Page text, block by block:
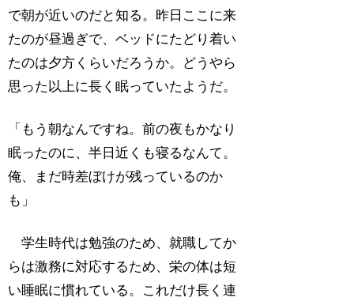
で朝が近いのだと知る。昨日ここに来
たのが昼過ぎで、ベッドにたどり着い
たのは夕方くらいだろうか。どうやら
思った以上に長く眠っていたようだ。
「もう朝なんですね。前の夜もかなり
眠ったのに、半日近くも寝るなんて。
俺、まだ時差ぼけが残っているのか
も」
学生時代は勉強のため、就職してか
らは激務に対応するため、栄の体は短
い睡眠に慣れている。これだけ長く連